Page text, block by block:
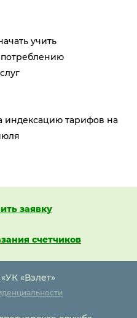
учить
индексацию тарифов на
заявку
счетчиков
«Взлет»